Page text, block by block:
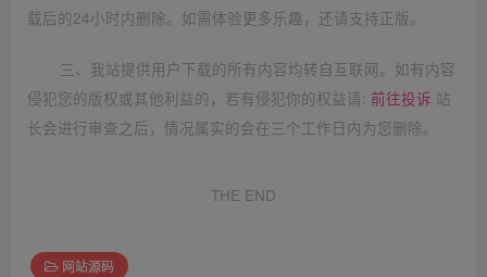
载后的24小时内删除。如需体验更多乐趣，还请支持正版。
三、我站提供用户下载的所有内容均转自互联网。如有内容
侵犯您的版权或其他利益的，若有侵犯你的权益请: 前往投诉 站
长会进行审查之后，情况属实的会在三个工作日内为您删除。
THE END
网站源码